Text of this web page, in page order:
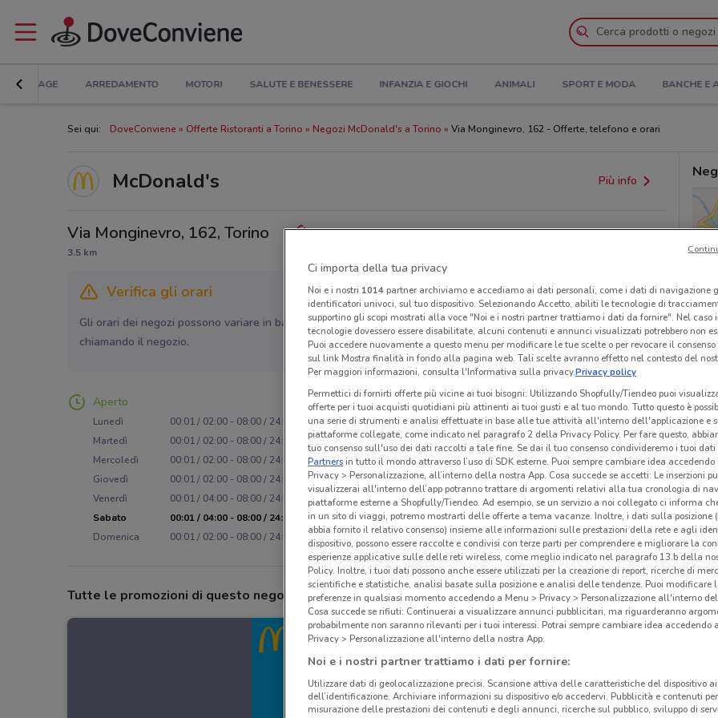
BRICOLAGE ARREDAMENTO MOTORI SALUTE E BENESSERE INFANZIA E GIOCHI ANIMALI SPORT E MODA BANCHE E
Sei qui: DoveConviene Offerte Ristoranti a Torino Negozi McDonald's a Torino Via Monginevro, 162 - Offerte, telefono e orari
McDonald's Più info
Via Monginevro, 162, Torino
3.5 km
Verifica gli orari
Gli orari dei negozi possono variare in base agli ultimi provvedimenti regionali o nazionali. Verifica l’accuratezza
chiamando il negozio.
Aperto
Lunedì
00:01 / 02:00 - 08:00 / 24:00
Martedì
00:01 / 02:00 - 08:00 / 24:00
Mercoledì
00:01 / 02:00 - 08:00 / 24:00
Giovedì
00:01 / 02:00 - 08:00 / 24:00
Venerdì
00:01 / 04:00 - 08:00 / 24:00
Sabato
00:01 / 04:00 - 08:00 / 24:00
Domenica
00:01 / 02:00 - 08:00 / 24:00
Tutte le promozioni di questo negozio
Ci importa della tua privacy
Noi e i nostri 1014partner archiviamo e accediamo ai dati personali, come i dati di navigazione
identificatori univoci, sul tuo dispositivo. Selezionando Accetto, abiliti le tecnologie di
supportino gli scopi mostrati alla voce "Noi e i nostri partner trattiamo i dati da fornire". Nel caso
tecnologie dovessero essere disabilitate, alcuni contenuti e annunci visualizzati potrebbero non
Puoi accedere nuovamente a questo menu per modificare le tue scelte o per revocare il
sul link Mostra finalità in fondo alla pagina web. Tali scelte avranno effetto nel contesto del
Per maggiori informazioni, consulta l'Informativa sulla privacy.Privacy policy
Permettici di fornirti offerte più vicine ai tuoi bisogni: Utilizzando Shopfully/Tiendeo puoi
offerte per i tuoi acquisti quotidiani più attinenti ai tuoi gusti e al tuo mondo. Tutto questo è
una serie di strumenti e analisi effettuate in base alle tue attività all'interno dell'applicazione e
piattaforme collegate, come indicato nel paragrafo 2 della Privacy Policy. Per fare questo,
tuo consenso sull'uso dei dati raccolti a tale fine. Se dai il tuo consenso condivideremo i tuoi dati
Partnersin tutto il mondo attraverso l’uso di SDK esterne. Puoi sempre cambiare idea accedendo
Privacy > Personalizzazione, all’interno della nostra App. Cosa succede se accetti: Le inserzioni
visualizzerai all'interno dell’app potranno trattare di argomenti relativi alla tua cronologia di
piattaforme esterne a Shopfully/Tiendeo. Ad esempio, se un servizio a noi collegato ci informa
in un sito di viaggi, potremo mostrarti delle offerte a tema vacanze. Inoltre, i dati sulla posizione
abbia fornito il relativo consenso) insieme alle informazioni sulle prestazioni della rete e agli
dispositivo, possono essere raccolte e condivisi con terze parti per comprendere e migliorare la
esperienze applicative sulle delle reti wireless, come meglio indicato nel paragrafo 13.b della
Policy. Inoltre, i tuoi dati possono anche essere utilizzati per la creazione di report, ricerche di
scientifiche e statistiche, analisi basate sulla posizione e analisi delle tendenze. Puoi modificare
preferenze in qualsiasi momento accedendo a Menu > Privacy > Personalizzazione all'interno
Cosa succede se rifiuti: Continuerai a visualizzare annunci pubblicitari, ma riguarderanno
probabilmente non saranno rilevanti per i tuoi interessi. Potrai sempre cambiare idea accedendo
Privacy > Personalizzazione all'interno della nostra App.
Noi e i nostri partner trattiamo i dati per fornire:
Utilizzare dati di geolocalizzazione precisi. Scansione attiva delle caratteristiche del dispositivo
dell’identificazione. Archiviare informazioni su dispositivo e/o accedervi. Pubblicità e contenuti
misurazione delle prestazioni dei contenuti e degli annunci, ricerche sul pubblico, sviluppo di